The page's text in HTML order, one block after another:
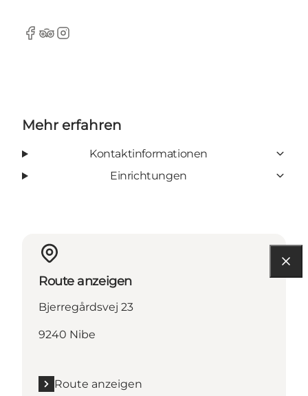
Facebook
Tripadvisor
Instagram
Mehr erfahren
Kontaktinformationen
Einrichtungen
Route anzeigen
Bjerregårdsvej 23
9240 Nibe
Route anzeigen